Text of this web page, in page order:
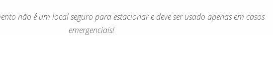
não é um local seguro para estacionar e deve ser usado apenas em casos
emergenciais!